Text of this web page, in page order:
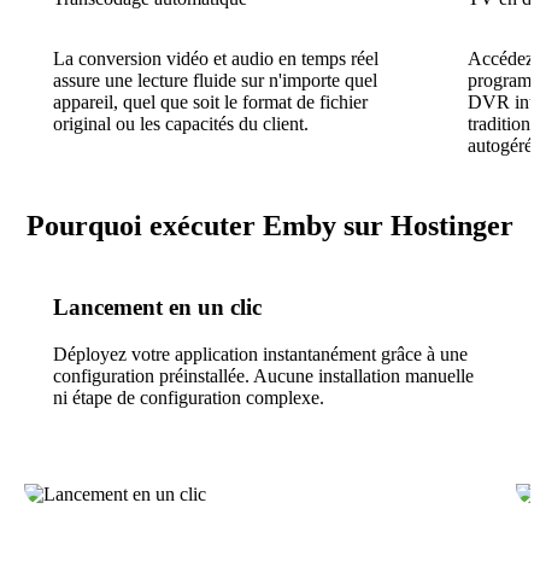
La conversion vidéo et audio en temps réel
assure une lecture fluide sur n'importe quel
appareil, quel que soit le format de fichier
original ou les capacités du client.
Accédez
DVR
Pourquoi exécuter Emby sur Hostinger
Lancement en un clic
Déployez votre application instantanément grâce à une
configuration préinstallée. Aucune installation manuelle
ni étape de configuration complexe.